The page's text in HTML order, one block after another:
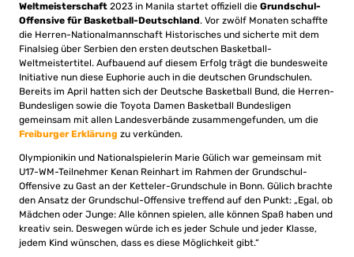
Weltmeisterschaft 2023 in Manila startet offiziell die Grundschul-
Offensive für Basketball-Deutschland. Vor zwölf Monaten schaffte
die Herren-Nationalmannschaft Historisches und sicherte mit dem
Finalsieg über Serbien den ersten deutschen Basketball-
Weltmeistertitel. Aufbauend auf diesem Erfolg trägt die bundesweite
Initiative nun diese Euphorie auch in die deutschen Grundschulen.
Bereits im April hatten sich der Deutsche Basketball Bund, die Herren-
Bundesligen sowie die Toyota Damen Basketball Bundesligen
gemeinsam mit allen Landesverbände zusammengefunden, um die
Freiburger Erklärung zu verkünden.
Olympionikin und Nationalspielerin Marie Gülich war gemeinsam mit
U17-WM-Teilnehmer Kenan Reinhart im Rahmen der Grundschul-
Offensive zu Gast an der Ketteler-Grundschule in Bonn. Gülich brachte
den Ansatz der Grundschul-Offensive treffend auf den Punkt: „Egal, ob
Mädchen oder Junge: Alle können spielen, alle können Spaß haben und
kreativ sein. Deswegen würde ich es jeder Schule und jeder Klasse,
jedem Kind wünschen, dass es diese Möglichkeit gibt.“